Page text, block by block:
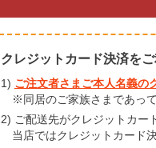
クレジットカード決済を
1) ご注文者さまご本人名義の
※同居のご家族さまであっ
2) ご配送先がクレジットカー
当店ではクレジットカード